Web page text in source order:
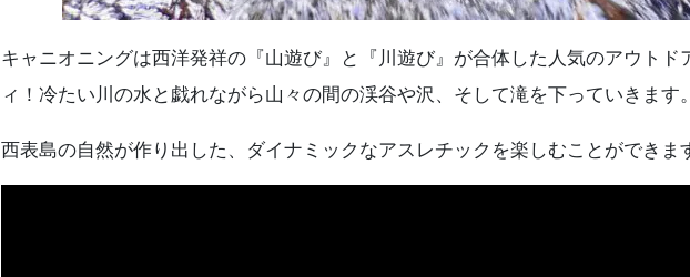
キャニオニングは西洋発祥の『山遊び』と『川遊び』が合体した人気のアウトド
ィ！冷たい川の水と戯れながら山々の間の渓谷や沢、そして滝を下っていきます。
西表島の自然が作り出した、ダイナミックなアスレチックを楽しむことができま